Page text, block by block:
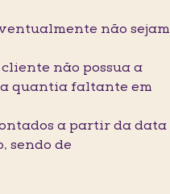
não sejam
não possua a
quantia faltante em
a partir da data
sendo de